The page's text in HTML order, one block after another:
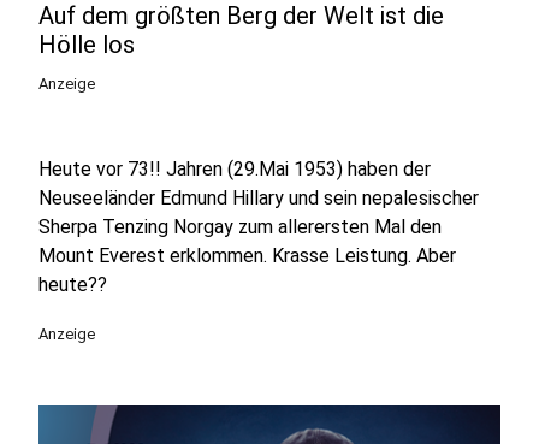
Auf dem größten Berg der Welt ist die
Hölle los
Anzeige
Heute vor 73!! Jahren (29.Mai 1953) haben der
Neuseeländer Edmund Hillary und sein nepalesischer
Sherpa Tenzing Norgay zum allerersten Mal den
Mount Everest erklommen. Krasse Leistung. Aber
heute??
Anzeige